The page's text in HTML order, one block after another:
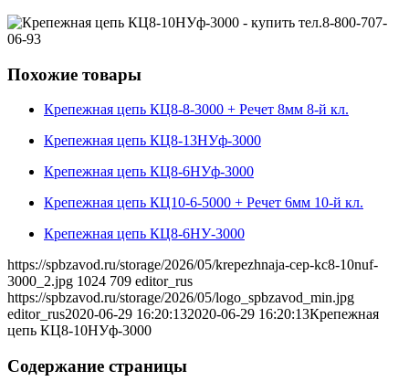
Похожие товары
Крепежная цепь КЦ8-8-3000 + Речет 8мм 8-й кл.
Крепежная цепь КЦ8-13НУф-3000
Крепежная цепь КЦ8-6НУф-3000
Крепежная цепь КЦ10-6-5000 + Речет 6мм 10-й кл.
Крепежная цепь КЦ8-6НУ-3000
https://spbzavod.ru/storage/2026/05/krepezhnaja-cep-kc8-10nuf-
3000_2.jpg 1024 709 editor_rus
https://spbzavod.ru/storage/2026/05/logo_spbzavod_min.jpg
editor_rus2020-06-29 16:20:132020-06-29 16:20:13Крепежная
цепь КЦ8-10НУф-3000
Содержание страницы